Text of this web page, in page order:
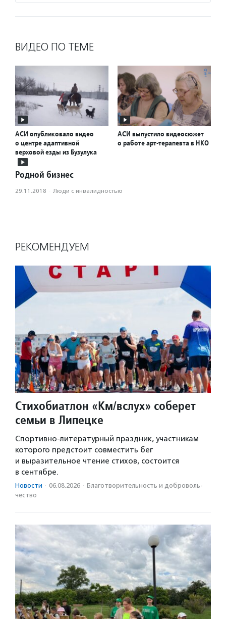
ВИДЕО ПО ТЕМЕ
АСИ опубликовало видео
о центре адаптивной
верховой езды из Бузулука
АСИ выпустило видеосюжет
о работе арт-терапевта в НКО
Родной бизнес
29.11.2018 · Люди с инвалидностью
РЕКОМЕНДУЕМ
Стихобиатлон «Км/вслух» соберет
семьи в Липецке
Спортивно-литературный праздник, участникам
которого предстоит совместить бег
и выразительное чтение стихов, состоится
в сентябре.
Новости · 06.08.2026 · Благотвори­тель­ность и доброволь­
чест­во